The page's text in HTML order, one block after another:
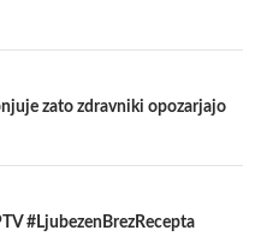
zato zdravniki opozarjajo
#LjubezenBrezRecepta